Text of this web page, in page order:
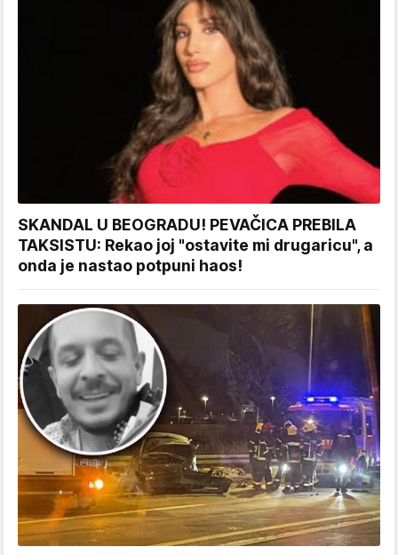
SKANDAL U BEOGRADU! PEVAČICA PREBILA
TAKSISTU: Rekao joj "ostavite mi drugaricu", a
onda je nastao potpuni haos!